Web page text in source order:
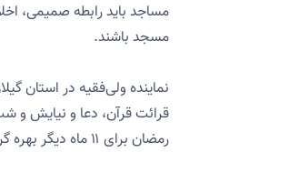
مساجد باید رابطه‌ صمیمی،
مسجد باشند.
نماینده ولی‌فقیه در استان
قرائت قرآن، دعا و نیایش و
رمضان برای ۱۱ ماه دیگر بهره گرفت و تلاش کرد.